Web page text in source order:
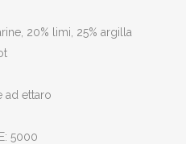
20% limi, 25% argilla
ad ettaro
5000